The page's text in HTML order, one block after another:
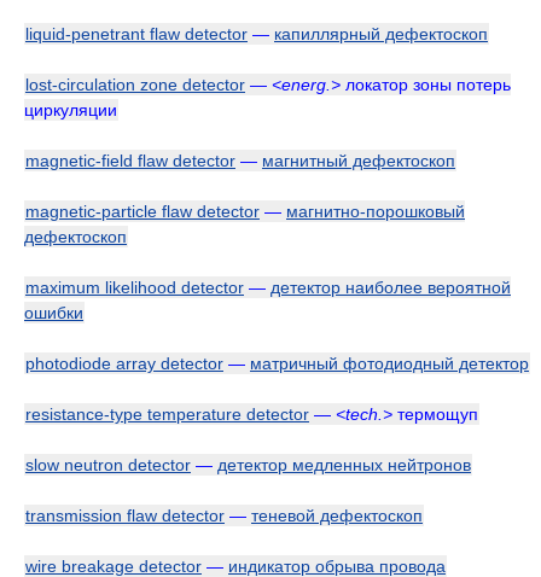
liquid-penetrant flaw detector — капиллярный дефектоскоп
lost-circulation zone detector — <energ.> локатор зоны потерь
циркуляции
magnetic-field flaw detector — магнитный дефектоскоп
magnetic-particle flaw detector — магнитно-порошковый
дефектоскоп
maximum likelihood detector — детектор наиболее вероятной
ошибки
photodiode array detector — матричный фотодиодный детектор
resistance-type temperature detector — <tech.> термощуп
slow neutron detector — детектор медленных нейтронов
transmission flaw detector — теневой дефектоскоп
wire breakage detector — индикатор обрыва провода